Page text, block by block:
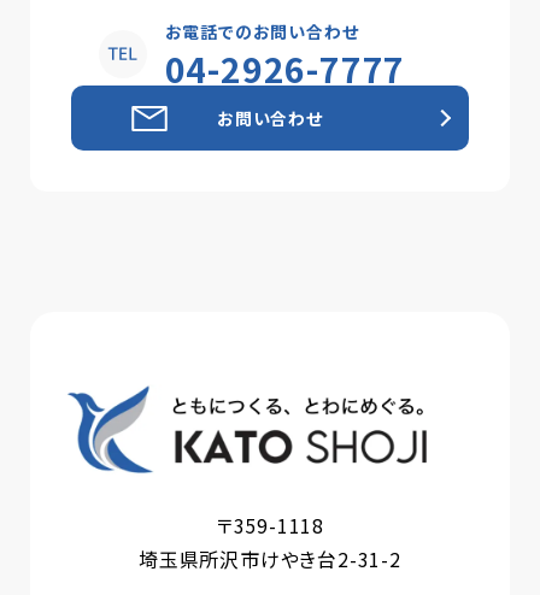
お電話でのお問い合わせ
04-2926-7777
お問い合わせ
〒359-1118
埼玉県所沢市けやき台2-31-2